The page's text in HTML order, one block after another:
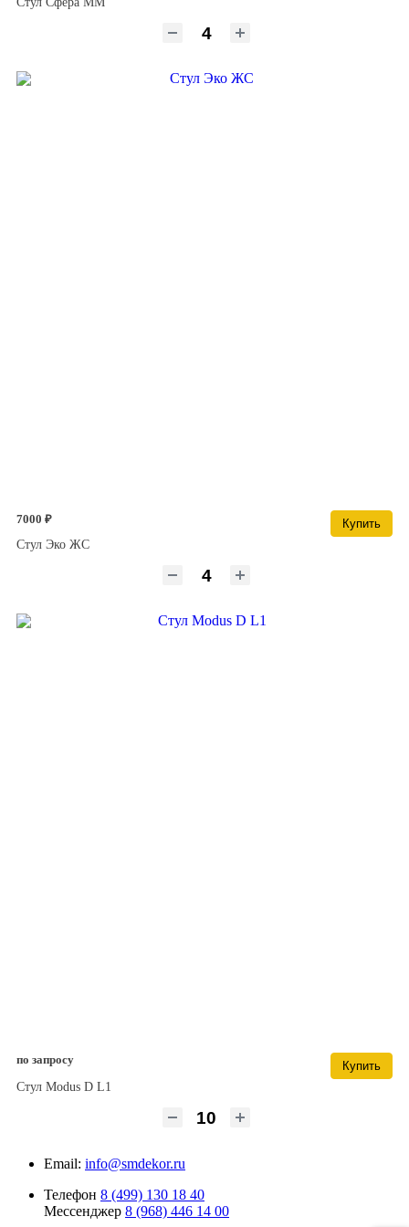
7000 ₽
Купить
Стул Эко ЖС
по запросу
Купить
Стул Modus D L1
Email: info@smdekor.ru
Телефон 8 (499) 130 18 40
Мессенджер 8 (968) 446 14 00